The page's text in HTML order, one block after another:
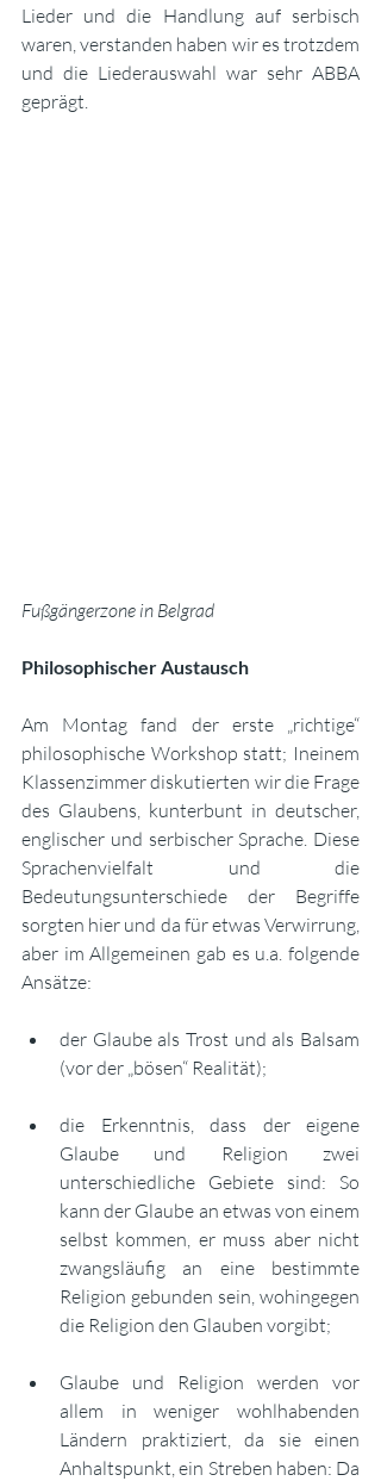
Lieder und die Handlung auf serbisch
waren, verstanden haben wir es trotzdem
und die Liederauswahl war sehr ABBA
geprägt.
Fußgängerzone in Belgrad
Philosophischer Austausch
Am Montag fand der erste „richtige“
philosophische Workshop statt; Ineinem
Klassenzimmer diskutierten wir die Frage
des Glaubens, kunterbunt in deutscher,
englischer und serbischer Sprache. Diese
Sprachenvielfalt und die
Bedeutungsunterschiede der Begriffe
sorgten hier und da für etwas Verwirrung,
aber im Allgemeinen gab es u.a. folgende
Ansätze:
der Glaube als Trost und als Balsam
(vor der „bösen“ Realität);
die Erkenntnis, dass der eigene
Glaube und Religion zwei
unterschiedliche Gebiete sind: So
kann der Glaube an etwas von einem
selbst kommen, er muss aber nicht
zwangsläufig an eine bestimmte
Religion gebunden sein, wohingegen
die Religion den Glauben vorgibt;
Glaube und Religion werden vor
allem in weniger wohlhabenden
Ländern praktiziert, da sie einen
Anhaltspunkt, ein Streben haben: Da